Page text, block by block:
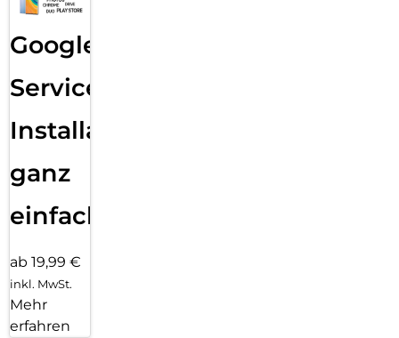
Google
Services
Installation
ganz
einfach
ab 19,99 €
inkl. MwSt.
Mehr
erfahren